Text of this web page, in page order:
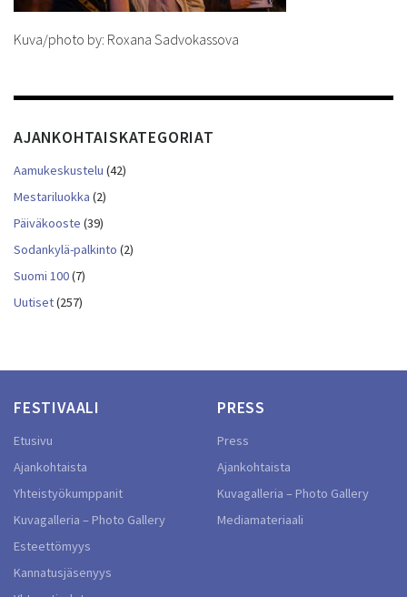
Kuva/photo by: Roxana Sadvokassova
AJANKOHTAISKATEGORIAT
Aamukeskustelu (42)
Mestariluokka (2)
Päiväkooste (39)
Sodankylä-palkinto (2)
Suomi 100(7)
Uutiset(257)
FESTIVAALI
Etusivu
Ajankohtaista
Yhteistyökumppanit
Kuvagalleria – Photo Gallery
Esteettömyys
Kannatusjäsenyys
PRESS
Press
Ajankohtaista
Kuvagalleria – Photo Gallery
Mediamateriaali